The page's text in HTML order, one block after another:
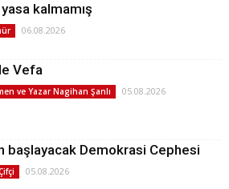
kalmamış
06.08.2026
Vefa
ve Yazar Nagihan Şanlı 05.08.2026
başlayacak Demokrasi Cephesi
05.08.2026